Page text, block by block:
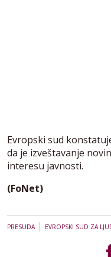
Evropski sud
da je izveštavanje
interesu javnosti.
(FoNet)
PRESUDA| EVROPSKI SUD ZA